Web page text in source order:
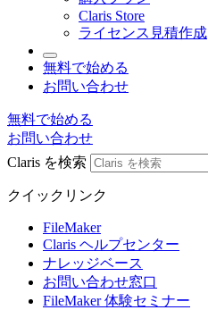
Claris Store
ライセンス見積作成
無料で始める
お問い合わせ
無料で始める
お問い合わせ
Claris を検索
クイックリンク
FileMaker
Claris ヘルプセンター
ナレッジベース
お問い合わせ窓口
FileMaker 体験セミナー